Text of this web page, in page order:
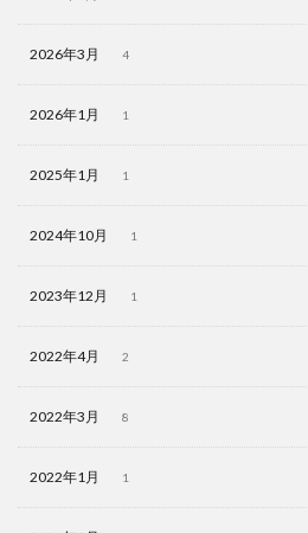
2026年3月 4
2026年1月 1
2025年1月 1
2024年10月 1
2023年12月 1
2022年4月 2
2022年3月 8
2022年1月 1